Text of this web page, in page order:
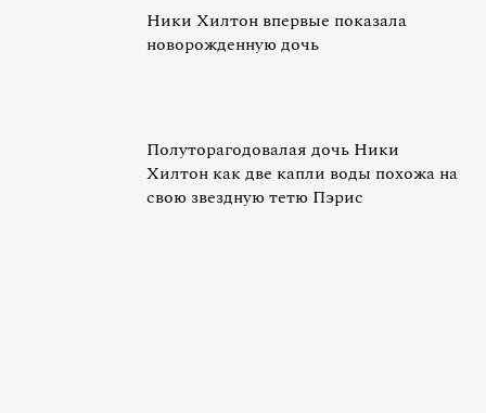
Ники Хилтон впервые показала
новорожденную дочь
Полуторагодовалая дочь Ники
Хилтон как две капли воды похожа на
свою звездную тетю Пэрис